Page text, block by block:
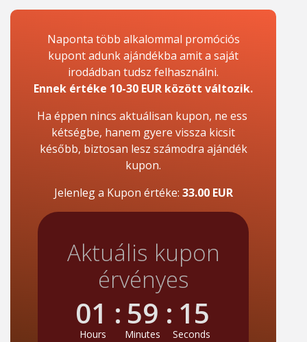
Naponta több alkalommal promóciós
kupont adunk ajándékba amit a saját
irodádban tudsz felhasználni.
Ennek értéke 10-30 EUR között változik.
Ha éppen nincs aktuálisan kupon, ne ess
kétségbe, hanem gyere vissza kicsit
később, biztosan lesz számodra ajándék
kupon.
Jelenleg a Kupon értéke: 33.00 EUR
Aktuális kupon
érvényes
01 : 59 : 14
Hours Minutes Seconds